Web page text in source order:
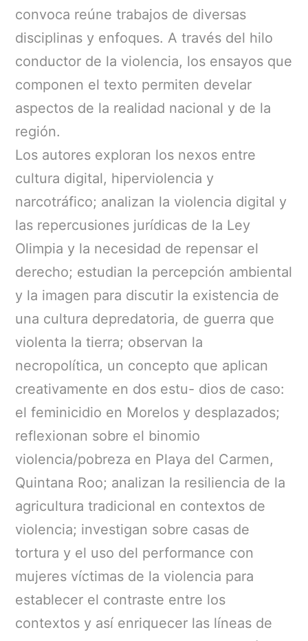
convoca reúne trabajos de diversas
disciplinas y enfoques. A través del hilo
conductor de la violencia, los ensayos que
componen el texto permiten develar
aspectos de la realidad nacional y de la
región.
Los autores exploran los nexos entre
cultura digital, hiperviolencia y
narcotráfico; analizan la violencia digital y
las repercusiones jurídicas de la Ley
Olimpia y la necesidad de repensar el
derecho; estudian la percepción ambiental
y la imagen para discutir la existencia de
una cultura depredatoria, de guerra que
violenta la tierra; observan la
necropolítica, un concepto que aplican
creativamente en dos estu- dios de caso:
el feminicidio en Morelos y desplazados;
reflexionan sobre el binomio
violencia/pobreza en Playa del Carmen,
Quintana Roo; analizan la resiliencia de la
agricultura tradicional en contextos de
violencia; investigan sobre casas de
tortura y el uso del performance con
mujeres víctimas de la violencia para
establecer el contraste entre los
contextos y así enriquecer las líneas de